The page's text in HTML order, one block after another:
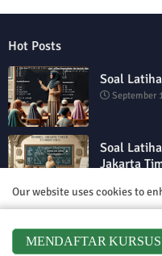
MENDAFTAR
Hot Posts
Soal
September
Soal
Jakarta
Semester 2
September
Our website uses cookies to
Accept !